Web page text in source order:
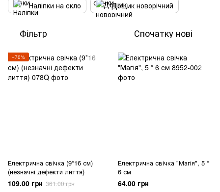
Наліпки на скло
Дощик новорічний
Фільтр Спочатку нові
−70%
Електрична свічка (9*16 см)
(незначні дефекти лиття)
109.00 грн 361.00 грн
Електрична свічка "Магія", 5 *
6 см
64.00 грн